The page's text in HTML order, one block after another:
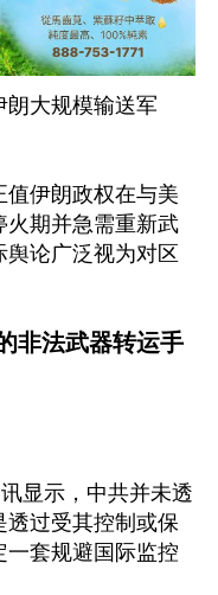
朗大规模输送军
伊朗政权在与美
火期并急需重新武
论广泛视为对区
非法武器转运手
显示，中共并未透
过受其控制或保
套规避国际监控